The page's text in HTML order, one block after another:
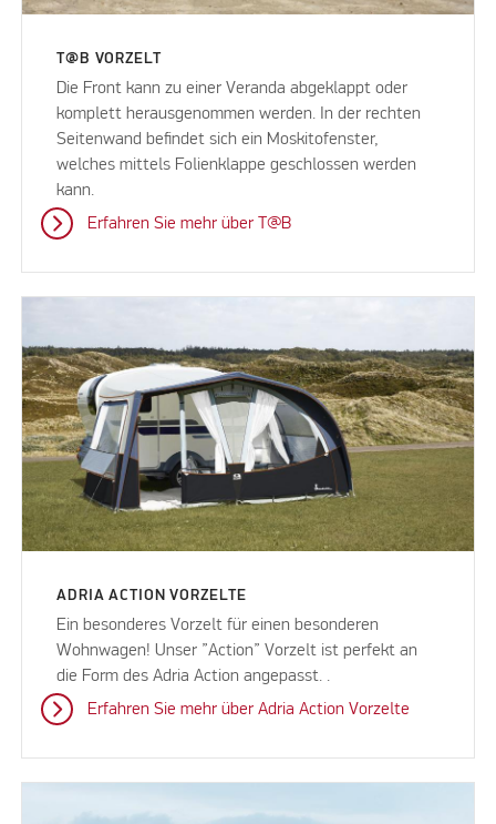
T@B VORZELT
Die Front kann zu einer Veranda abgeklappt oder
komplett herausgenommen werden. In der rechten
Seitenwand befindet sich ein Moskitofenster,
welches mittels Folienklappe geschlossen werden
kann.
Erfahren Sie mehr über T@B
ADRIA ACTION VORZELTE
Ein besonderes Vorzelt für einen besonderen
Wohnwagen! Unser ”Action” Vorzelt ist perfekt an
die Form des Adria Action angepasst. .
Erfahren Sie mehr über Adria Action Vorzelte